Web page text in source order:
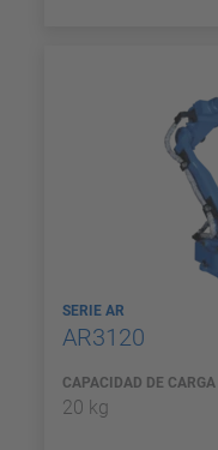
SERIE AR
AR3120
CAPACIDAD DE CARGA
20 kg